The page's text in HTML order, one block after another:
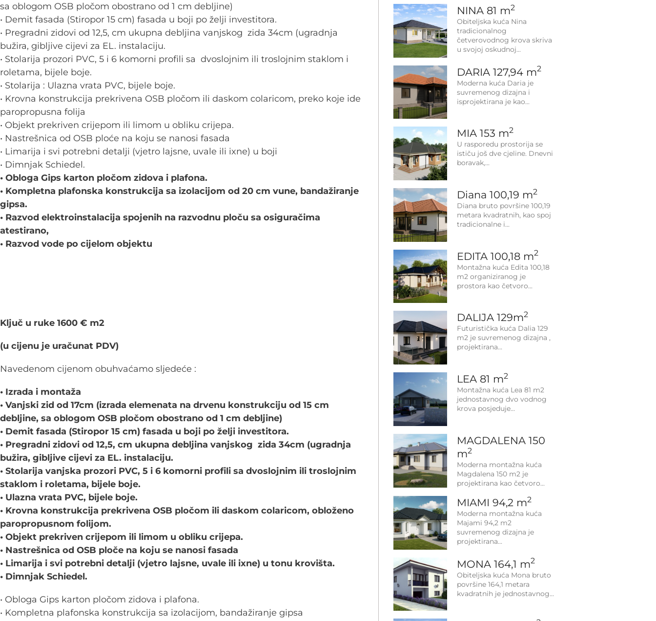
sa oblogom OSB pločom obostrano od 1 cm debljine)
• Demit fasada (Stiropor 15 cm) fasada u boji po želji investitora.
• Pregradni zidovi od 12,5, cm ukupna debljina vanjskog zida 34cm (ugradnja
bužira, gibljive cijevi za EL. instalaciju.
• Stolarija prozori PVC, 5 i 6 komorni profili sa dvoslojnim ili troslojnim staklom i
roletama, bijele boje.
• Stolarija : Ulazna vrata PVC, bijele boje.
• Krovna konstrukcija prekrivena OSB pločom ili daskom colaricom, preko koje ide
paropropusna folija
• Objekt prekriven crijepom ili limom u obliku crijepa.
• Nastrešnica od OSB ploće na koju se nanosi fasada
• Limarija i svi potrebni detalji (vjetro lajsne, uvale ili ixne) u boji
• Dimnjak Schiedel.
• Obloga Gips karton pločom zidova i plafona.
• Kompletna plafonska konstrukcija sa izolacijom od 20 cm vune, bandažiranje
gipsa.
• Razvod elektroinstalacija spojenih na razvodnu ploču sa osiguračima
atestirano,
• Razvod vode po cijelom objektu
Ključ u ruke 1600 € m2
(u cijenu je uračunat PDV)
Navedenom cijenom obuhvaćamo sljedeće :
• Izrada i montaža
• Vanjski zid od 17cm (izrada elemenata na drvenu konstrukciju od 15 cm
debljine, sa oblogom OSB pločom obostrano od 1 cm debljine)
• Demit fasada (Stiropor 15 cm) fasada u boji po želji investitora.
• Pregradni zidovi od 12,5, cm ukupna debljina vanjskog zida 34cm (ugradnja
bužira, gibljive cijevi za EL. instalaciju.
• Stolarija vanjska prozori PVC, 5 i 6 komorni profili sa dvoslojnim ili troslojnim
staklom i roletama, bijele boje.
• Ulazna vrata PVC, bijele boje.
• Krovna konstrukcija prekrivena OSB pločom ili daskom colaricom, obloženo
paropropusnom folijom.
• Objekt prekriven crijepom ili limom u obliku crijepa.
• Nastrešnica od OSB ploče na koju se nanosi fasada
• Limarija i svi potrebni detalji (vjetro lajsne, uvale ili ixne) u tonu krovišta.
• Dimnjak Schiedel.
• Obloga Gips karton pločom zidova i plafona.
• Kompletna plafonska konstrukcija sa izolacijom, bandažiranje gipsa
NINA 81 m2
Obiteljska kuća Nina
tradicionalnog
četverovodnog krova skriva
u svojoj oskudnoj
DARIA 127,94 m2
Moderna kuća Daria je
suvremenog dizajna i
isprojektirana je kao
MIA 153 m2
U rasporedu prostorija se
ističu još dve cjeline. Dnevni
boravak,
Diana 100,19 m2
Diana bruto površine 100,19
metara kvadratnih, kao spoj
tradicionalne i
EDITA 100,18 m2
Montažna kuća Edita 100,18
m2 organiziranog je
prostora kao četvoro
DALIJA 129m2
Futuristička kuća Dalia 129
m2 je suvremenog dizajna ,
projektirana
LEA 81 m2
Montažna kuća Lea 81 m2
jednostavnog dvo vodnog
krova posjeduje
MAGDALENA 150
m2
Moderna montažna kuća
Magdalena 150 m2 je
projektirana kao četvoro
MIAMI 94,2 m2
Moderna montažna kuća
Majami 94,2 m2
suvremenog dizajna je
projektirana
MONA 164,1 m2
Obiteljska kuća Mona bruto
površine 164,1 metara
kvadratnih je jednostavnog